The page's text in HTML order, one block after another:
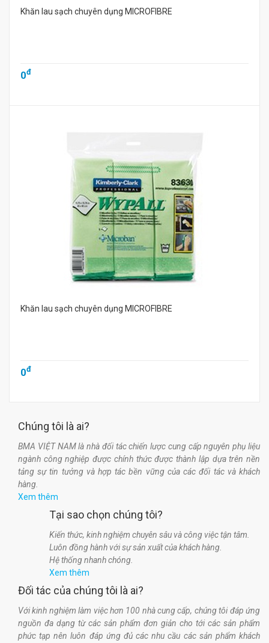
Khăn lau sạch chuyên dụng MICROFIBRE
0đ
Khăn lau sạch chuyên dụng MICROFIBRE
0đ
Chúng tôi là ai?
BMA VIỆT NAM là nhà đối tác chiến lược cung cấp nguyên phụ liệu
ngành công nghiệp được chính thức được thành lập dựa trên nền
tảng sự tin tưởng và hợp tác bền vững của các đối tác và khách
hàng.
Xem thêm
Tại sao chọn chúng tôi?
Kiến thức, kinh nghiệm chuyên sâu và công việc tận tâm.
Luôn đồng hành với sự sản xuất của khách hàng.
Hệ thống nhanh chóng.
Xem thêm
Đối tác của chúng tôi là ai?
Với kinh nghiệm làm việc hơn 100 nhà cung cấp, chúng tôi đáp ứng
nguồn đa dạng từ các sản phẩm đơn giản cho tới các sản phẩm
phức tạp nên luôn đáp ứng đủ các nhu cầu các sản phẩm khách